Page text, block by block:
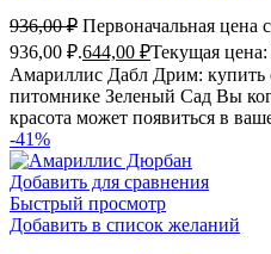
936,00₽ Первоначальная цена
936,00 ₽.644,00 ₽Текущая
Амариллис Дабл Дрим: купить
питомнике Зеленый Сад Вы
красота может появиться в
-41%
Добавить для сравнения
Быстрый просмотр
Добавить в список желаний